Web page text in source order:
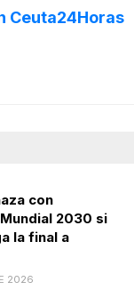
Ceuta24Horas
con
2030 si
la final a
2026